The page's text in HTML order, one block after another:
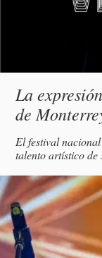
Subtítulo
La
de
Descripción
El festival
talento artístico de